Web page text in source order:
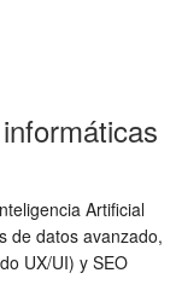
Artificial
de datos avanzado,
UX/UI) y SEO